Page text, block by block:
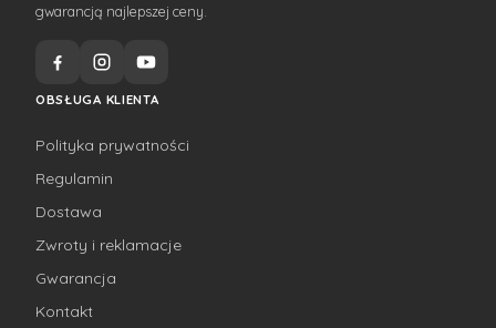
gwarancją najlepszej ceny.
OBSŁUGA KLIENTA
Polityka prywatności
Regulamin
Dostawa
Zwroty i reklamacje
Gwarancja
Kontakt